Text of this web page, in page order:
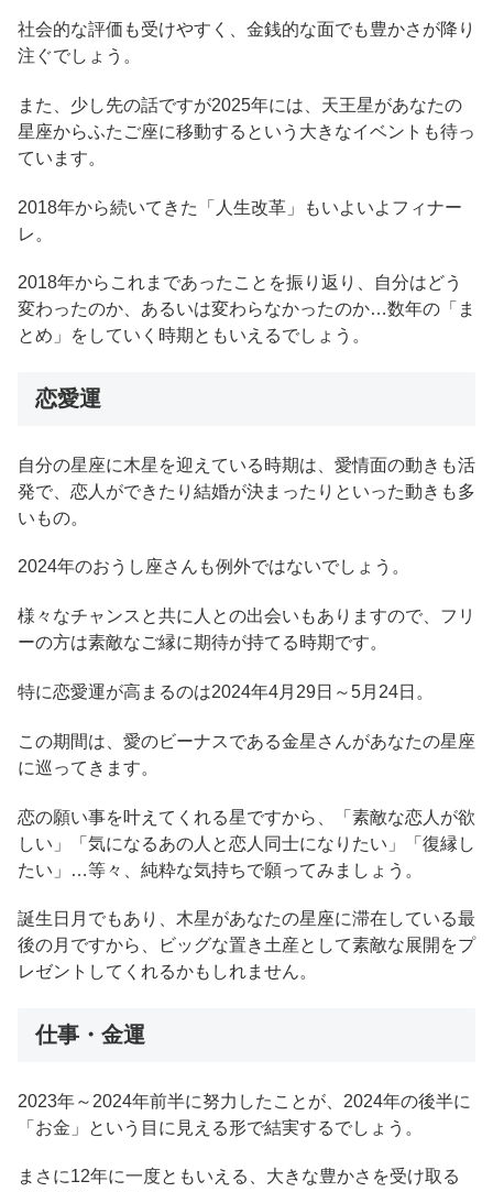
社会的な評価も受けやすく、金銭的な面でも豊かさが降り
注ぐでしょう。
また、少し先の話ですが2025年には、天王星があなたの
星座からふたご座に移動するという大きなイベントも待っ
ています。
2018年から続いてきた「人生改革」もいよいよフィナー
レ。
2018年からこれまであったことを振り返り、自分はどう
変わったのか、あるいは変わらなかったのか…数年の「ま
とめ」をしていく時期ともいえるでしょう。
恋愛運
自分の星座に木星を迎えている時期は、愛情面の動きも活
発で、恋人ができたり結婚が決まったりといった動きも多
いもの。
2024年のおうし座さんも例外ではないでしょう。
様々なチャンスと共に人との出会いもありますので、フリ
ーの方は素敵なご縁に期待が持てる時期です。
特に恋愛運が高まるのは2024年4月29日～5月24日。
この期間は、愛のビーナスである金星さんがあなたの星座
に巡ってきます。
恋の願い事を叶えてくれる星ですから、「素敵な恋人が欲
しい」「気になるあの人と恋人同士になりたい」「復縁し
たい」…等々、純粋な気持ちで願ってみましょう。
誕生日月でもあり、木星があなたの星座に滞在している最
後の月ですから、ビッグな置き土産として素敵な展開をプ
レゼントしてくれるかもしれません。
仕事・金運
2023年～2024年前半に努力したことが、2024年の後半に
「お金」という目に見える形で結実するでしょう。
まさに12年に一度ともいえる、大きな豊かさを受け取る